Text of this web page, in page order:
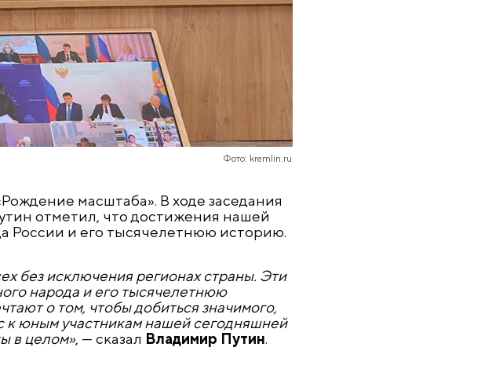
Фото: kremlin.ru
масштаба». В ходе заседания
отметил, что достижения нашей
России и его тысячелетнюю историю.
без исключения регионах страны. Эти
народа и его тысячелетнюю
о том, чтобы добиться значимого,
к юным участникам нашей сегодняшней
в целом», — сказал Владимир Путин.